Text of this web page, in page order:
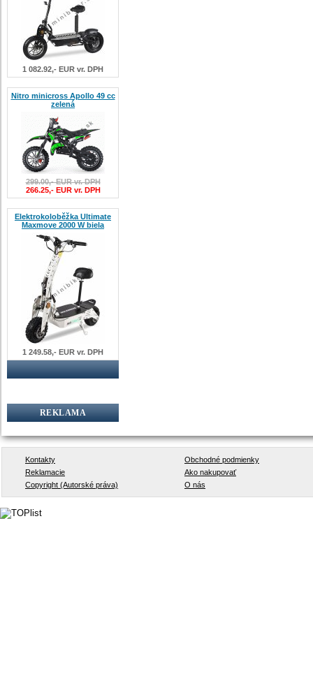
1 082.92,- EUR vr. DPH
Nitro minicross Apollo 49 cc
zelená
299.00,- EUR vr. DPH
266.25,- EUR vr. DPH
Elektrokoloběžka Ultimate
Maxmove 2000 W biela
1 249.58,- EUR vr. DPH
REKLAMA
Kontakty
Obchodné podmienky
Reklamacie
Ako nakupovať
Copyright (Autorské práva)
O nás